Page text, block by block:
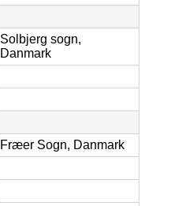
Solbjerg sogn,
Danmark
Fræer Sogn, Danmark